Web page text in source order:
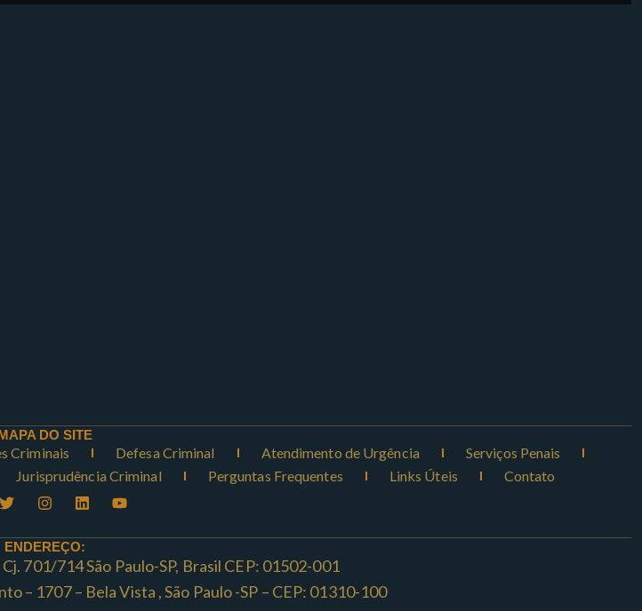
DO SITE
Criminais Defesa Criminal Atendimento de Urgência
Serviços Penais
Jurisprudência Criminal Perguntas Frequentes Links Úteis Contato
ENDEREÇO:
701/714 São Paulo-SP, Brasil CEP: 01502-001
– 1707 – Bela Vista , São Paulo -SP – CEP: 01310-100